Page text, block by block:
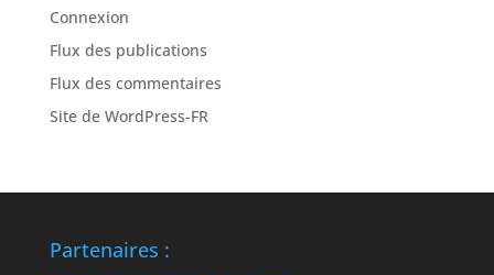
Connexion
Flux des publications
Flux des commentaires
Site de WordPress-FR
Partenaires :